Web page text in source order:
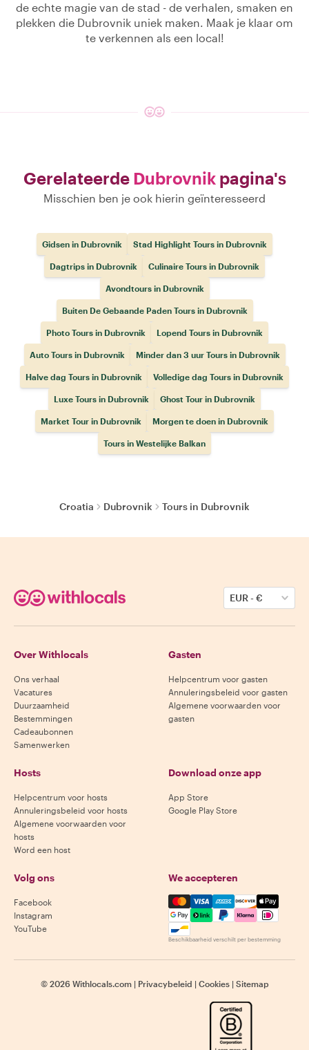
de echte magie van de stad - de verhalen, smaken en
plekken die Dubrovnik uniek maken. Maak je klaar om
te verkennen als een local!
Gerelateerde Dubrovnikpagina's
Misschien ben je ook hierin geïnteresseerd
Gidsen in Dubrovnik Stad Highlight Tours in Dubrovnik
Dagtrips in Dubrovnik Culinaire Tours in Dubrovnik
Avondtours in Dubrovnik
Buiten De Gebaande Paden Tours in Dubrovnik
Photo Tours in Dubrovnik Lopend Tours in Dubrovnik
Auto Tours in Dubrovnik Minder dan 3 uur Tours in Dubrovnik
Halve dag Tours in Dubrovnik Volledige dag Tours in Dubrovnik
Luxe Tours in Dubrovnik Ghost Tour in Dubrovnik
Market Tour in Dubrovnik Morgen te doen in Dubrovnik
Tours in Westelijke Balkan
Croatia Dubrovnik Tours in Dubrovnik
EUR-€
Over Withlocals
Ons verhaal
Vacatures
Duurzaamheid
Bestemmingen
Cadeaubonnen
Samenwerken
Gasten
Helpcentrum voor gasten
Annuleringsbeleid voor gasten
Algemene voorwaarden voor
gasten
Hosts
Helpcentrum voor hosts
Annuleringsbeleid voor hosts
Algemene voorwaarden voor
hosts
Word een host
Download onze app
App Store
Google Play Store
Volg ons
Facebook
Instagram
YouTube
We accepteren
Mastercard, Visa, Amex,
Beschikbaarheid verschilt per bestemming
© 2026 Withlocals.com | Privacybeleid | Cookies | Sitemap